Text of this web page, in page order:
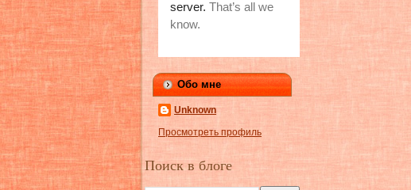
Обо мне
Unknown
Просмотреть профиль
Поиск в блоге